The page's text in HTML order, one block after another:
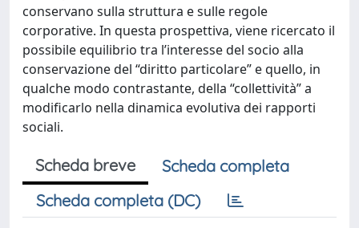
conservano sulla struttura e sulle regole
corporative. In questa prospettiva, viene ricercato il
possibile equilibrio tra l’interesse del socio alla
conservazione del “diritto particolare” e quello, in
qualche modo contrastante, della “collettività” a
modificarlo nella dinamica evolutiva dei rapporti
sociali.
Scheda breve
Scheda completa
Scheda completa (DC)